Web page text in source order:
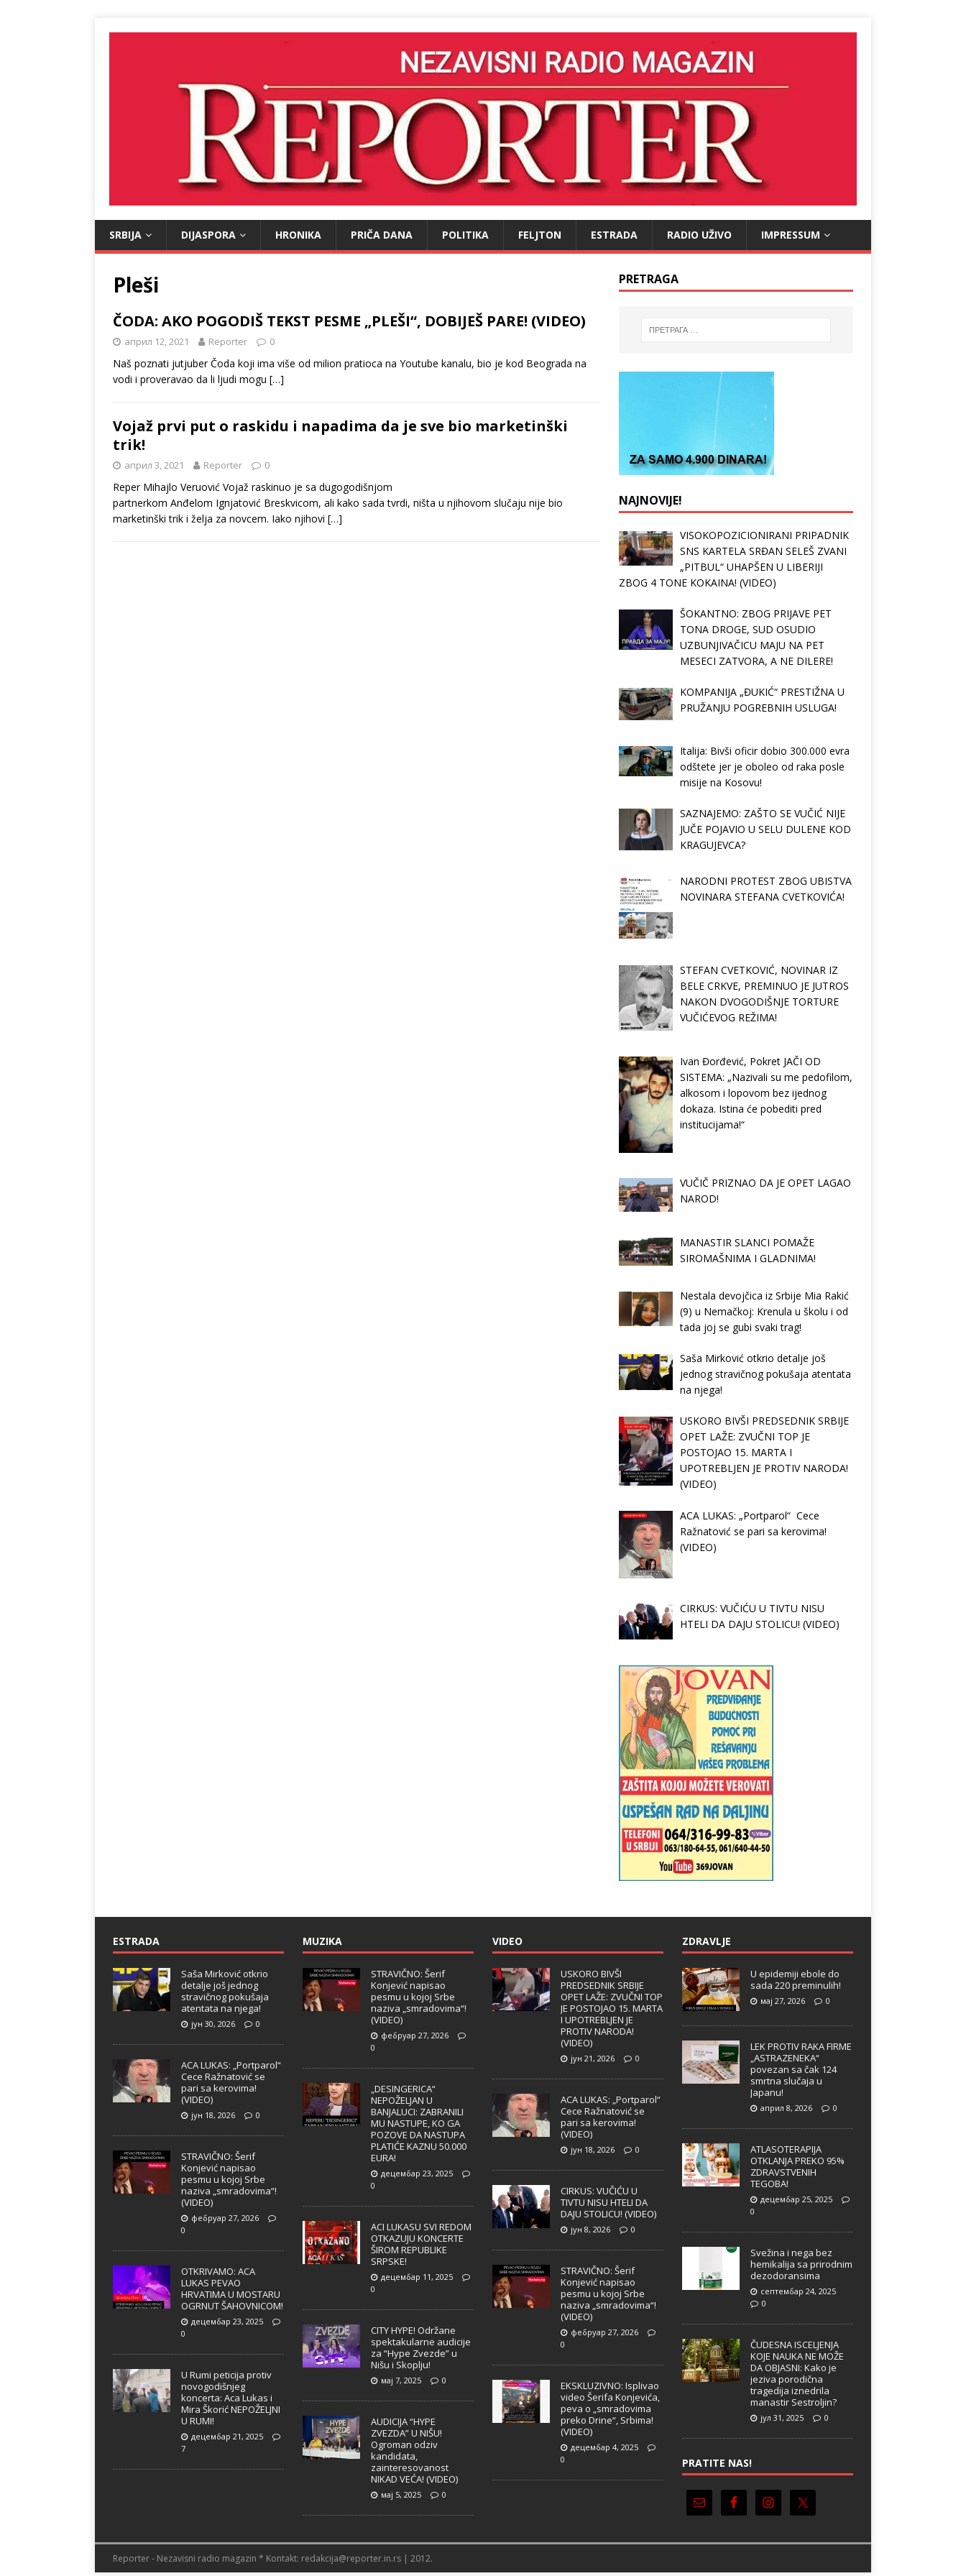
SRBIJA DIJASPORA HRONIKA PRIČA DANA POLITIKA FELJTON ESTRADA RADIO UŽIVO IMPRESSUM
Pleši
ČODA: AKO POGODIŠ TEKST PESME „PLEŠI“, DOBIJEŠ PARE! (VIDEO)
април 12, 2021 Reporter 0
Naš poznati jutjuber Čoda koji ima više od milion pratioca na Youtube kanalu, bio je kod Beograda na
vodi i proveravao da li ljudi mogu […]
Vojaž prvi put o raskidu i napadima da je sve bio marketinški
trik!
април 3, 2021 Reporter 0
Reper Mihajlo Veruović Vojaž raskinuo je sa dugogodišnjom
partnerkom Anđelom Ignjatović Breskvicom, ali kako sada tvrdi, ništa u njihovom slučaju nije bio
marketinški trik i želja za novcem. Iako njihovi […]
PRETRAGA
NAJNOVIJE!
VISOKOPOZICIONIRANI PRIPADNIK
SNS KARTELA SRĐAN SELEŠ ZVANI
„PITBUL“ UHAPŠEN U LIBERIJI
ZBOG 4 TONE KOKAINA! (VIDEO)
ŠOKANTNO: ZBOG PRIJAVE PET
TONA DROGE, SUD OSUDIO
UZBUNJIVAČICU MAJU NA PET
MESECI ZATVORA, A NE DILERE!
KOMPANIJA „ĐUKIĆ“ PRESTIŽNA U
PRUŽANJU POGREBNIH USLUGA!
Italija: Bivši oficir dobio 300.000 evra
odštete jer je oboleo od raka posle
misije na Kosovu!
SAZNAJEMO: ZAŠTO SE VUČIĆ NIJE
JUČE POJAVIO U SELU DULENE KOD
KRAGUJEVCA?
NARODNI PROTEST ZBOG UBISTVA
NOVINARA STEFANA CVETKOVIĆA!
STEFAN CVETKOVIĆ, NOVINAR IZ
BELE CRKVE, PREMINUO JE JUTROS
NAKON DVOGODIŠNJE TORTURE
VUČIĆEVOG REŽIMA!
Ivan Đorđević, Pokret JAČI OD
SISTEMA: „Nazivali su me pedofilom,
alkosom i lopovom bez ijednog
dokaza. Istina će pobediti pred
institucijama!“
VUČIČ PRIZNAO DA JE OPET LAGAO
NAROD!
MANASTIR SLANCI POMAŽE
SIROMAŠNIMA I GLADNIMA!
Nestala devojčica iz Srbije Mia Rakić
(9) u Nemačkoj: Krenula u školu i od
tada joj se gubi svaki trag!
Saša Mirković otkrio detalje još
jednog stravičnog pokušaja atentata
na njega!
USKORO BIVŠI PREDSEDNIK SRBIJE
OPET LAŽE: ZVUČNI TOP JE
POSTOJAO 15. MARTA I
UPOTREBLJEN JE PROTIV NARODA!
(VIDEO)
ACA LUKAS: „Portparol“ Cece
Ražnatović se pari sa kerovima!
(VIDEO)
CIRKUS: VUČIĆU U TIVTU NISU
HTELI DA DAJU STOLICU! (VIDEO)
ESTRADA
Saša Mirković otkrio
detalje još jednog
stravičnog pokušaja
atentata na njega!
јун 30, 2026 0
ACA LUKAS: „Portparol“
Cece Ražnatović se
pari sa kerovima!
(VIDEO)
јун 18, 2026 0
STRAVIČNO: Šerif
Konjević napisao
pesmu u kojoj Srbe
naziva „smradovima“!
(VIDEO)
фебруар 27, 2026
0
OTKRIVAMO: ACA
LUKAS PEVAO
HRVATIMA U MOSTARU
OGRNUT ŠAHOVNICOM!
децембар 23, 2025
0
U Rumi peticija protiv
novogodišnjeg
koncerta: Aca Lukas i
Mira Škorić NEPOŽELJNI
U RUMI!
децембар 21, 2025
7
MUZIKA
STRAVIČNO: Šerif
Konjević napisao
pesmu u kojoj Srbe
naziva „smradovima“!
(VIDEO)
фебруар 27, 2026
0
„DESINGERICA“
NEPOŽELJAN U
BANJALUCI: ZABRANILI
MU NASTUPE, KO GA
POZOVE DA NASTUPA
PLATIĆE KAZNU 50.000
EURA!
децембар 23, 2025
0
ACI LUKASU SVI REDOM
OTKAZUJU KONCERTE
ŠIROM REPUBLIKE
SRPSKE!
децембар 11, 2025
0
CITY HYPE! Održane
spektakularne audicije
za “Hype Zvezde” u
Nišu i Skoplju!
мај 7, 2025 0
AUDICIJA “HYPE
ZVEZDA” U NIŠU!
Ogroman odziv
kandidata,
zainteresovanost
NIKAD VEĆA! (VIDEO)
мај 5, 2025 0
VIDEO
USKORO BIVŠI
PREDSEDNIK SRBIJE
OPET LAŽE: ZVUČNI TOP
JE POSTOJAO 15. MARTA
I UPOTREBLJEN JE
PROTIV NARODA!
(VIDEO)
јун 21, 2026 0
ACA LUKAS: „Portparol“
Cece Ražnatović se
pari sa kerovima!
(VIDEO)
јун 18, 2026 0
CIRKUS: VUČIĆU U
TIVTU NISU HTELI DA
DAJU STOLICU! (VIDEO)
јун 8, 2026 0
STRAVIČNO: Šerif
Konjević napisao
pesmu u kojoj Srbe
naziva „smradovima“!
(VIDEO)
фебруар 27, 2026
0
EKSKLUZIVNO: Isplivao
video Šerifa Konjevića,
peva o „smradovima
preko Drine“, Srbima!
(VIDEO)
децембар 4, 2025
0
ZDRAVLJE
U epidemiji ebole do
sada 220 preminulih!
мај 27, 2026 0
LEK PROTIV RAKA FIRME
„ASTRAZENEKA“
povezan sa čak 124
smrtna slučaja u
Japanu!
април 8, 2026 0
ATLASOTERAPIJA
OTKLANJA PREKO 95%
ZDRAVSTVENIH
TEGOBA!
децембар 25, 2025
0
Svežina i nega bez
hemikalija sa prirodnim
dezodoransima
септембар 24, 2025
0
ČUDESNA ISCELJENJA
KOJE NAUKA NE MOŽE
DA OBJASNI: Kako je
jeziva porodična
tragedija iznedrila
manastir Sestroljin?
јул 31, 2025 0
PRATITE NAS!
Reporter - Nezavisni radio magazin * Kontakt: redakcija@reporter.in.rs | 2012.